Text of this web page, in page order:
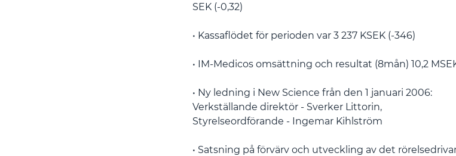
SEK (-0,32)
• Kassaflödet för perioden var 3 237 KSEK (-346)
• IM-Medicos omsättning och resultat (8mån) 10,2
• Ny ledning i New Science från den 1 januari 2006:
Verkställande direktör - Sverker Littorin,
Styrelseordförande - Ingemar Kihlström
• Satsning på förvärv och utveckling av det